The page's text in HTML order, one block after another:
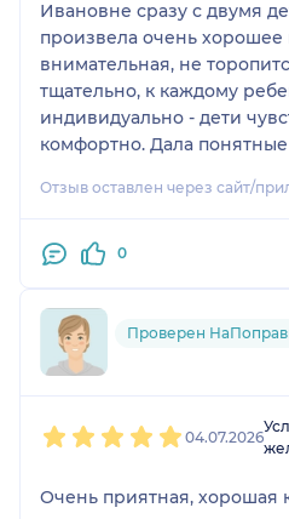
Ивановне сразу с двумя
произвела очень хорошее
внимательная, не
тщательно, к каждому
индивидуально - дети
комфортно. Дала
клинику не впервые,
довольны. В клинике
Отзыв оставлен через сайт/
0
Пользователь
Проверен
04.07.2026
Очень приятная, хорошая